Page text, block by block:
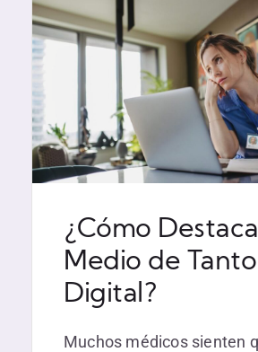
¿Cómo
Medio de
Digital?
Muchos médicos sienten